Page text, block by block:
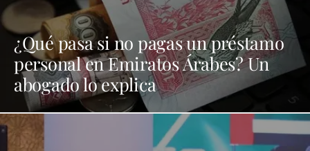
¿Qué pasa si no pagas un préstamo
personal en Emiratos Árabes? Un
abogado lo explica